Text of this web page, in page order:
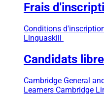
Frais
Conditions
Linguaskill
Candidats
Cambridge General
Learners Cambridge